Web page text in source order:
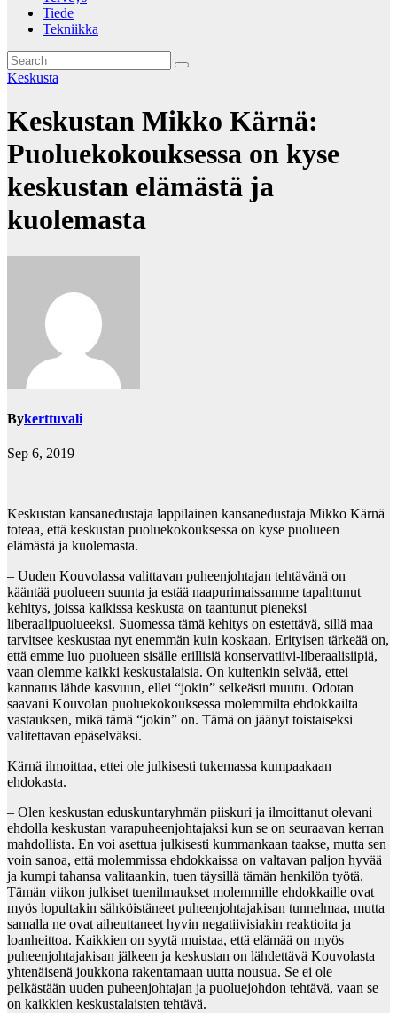
Tiede
Tekniikka
Keskusta
Keskustan Mikko Kärnä:
Puoluekokouksessa on kyse
keskustan elämästä ja
kuolemasta
Bykerttuvali
Sep 6, 2019
Keskustan kansanedustaja lappilainen kansanedustaja Mikko Kärnä
toteaa, että keskustan puoluekokouksessa on kyse puolueen
elämästä ja kuolemasta.
– Uuden Kouvolassa valittavan puheenjohtajan tehtävänä on
kääntää puolueen suunta ja estää naapurimaissamme tapahtunut
kehitys, joissa kaikissa keskusta on taantunut pieneksi
liberaalipuolueeksi. Suomessa tämä kehitys on estettävä, sillä maa
tarvitsee keskustaa nyt enemmän kuin koskaan. Erityisen tärkeää on,
että emme luo puolueen sisälle erillisiä konservatiivi-liberaalisiipiä,
vaan olemme kaikki keskustalaisia. On kuitenkin selvää, ettei
kannatus lähde kasvuun, ellei “jokin” selkeästi muutu. Odotan
saavani Kouvolan puoluekokouksessa molemmilta ehdokkailta
vastauksen, mikä tämä “jokin” on. Tämä on jäänyt toistaiseksi
valitettavan epäselväksi.
Kärnä ilmoittaa, ettei ole julkisesti tukemassa kumpaakaan
ehdokasta.
– Olen keskustan eduskuntaryhmän piiskuri ja ilmoittanut olevani
ehdolla keskustan varapuheenjohtajaksi kun se on seuraavan kerran
mahdollista. En voi asettua julkisesti kummankaan taakse, mutta sen
voin sanoa, että molemmissa ehdokkaissa on valtavan paljon hyvää
ja kumpi tahansa valitaankin, tuen täysillä tämän henkilön työtä.
Tämän viikon julkiset tuenilmaukset molemmille ehdokkaille ovat
myös lopultakin sähköistäneet puheenjohtajakisan tunnelmaa, mutta
samalla ne ovat aiheuttaneet hyvin negatiivisiakin reaktioita ja
loanheittoa. Kaikkien on syytä muistaa, että elämää on myös
puheenjohtajakisan jälkeen ja keskustan on lähdettävä Kouvolasta
yhtenäisenä joukkona rakentamaan uutta nousua. Se ei ole
pelkästään uuden puheenjohtajan ja puoluejohdon tehtävä, vaan se
on kaikkien keskustalaisten tehtävä.